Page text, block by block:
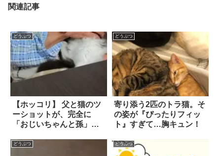
関連記事
どうぶつ
【ホッコリ】 父と猫のツ
ーショットが、完全に
「おじいちゃんと孫」で
どうぶつ
寄り添う2匹のトラ猫。そ
の姿が『ぴったりフィッ
ト』すぎて…胸キュン！
どうぶつ どうぶつ